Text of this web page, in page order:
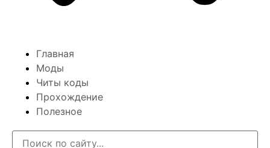
Главная
Моды
Читы коды
Прохождение
Полезное